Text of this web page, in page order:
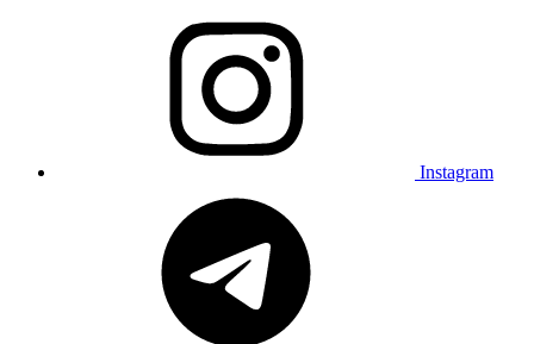
Instagram